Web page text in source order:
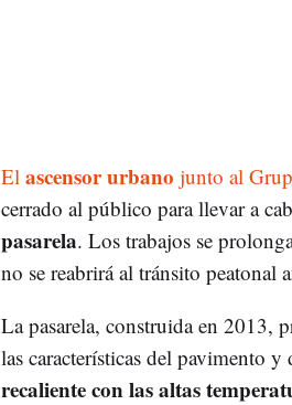
El ascensor urbano junto al
cerrado al público para llevar a
pasarela. Los trabajos se
no se reabrirá al tránsito peatonal
La pasarela, construida en 2013,
las características del pavimento y
recaliente con las altas